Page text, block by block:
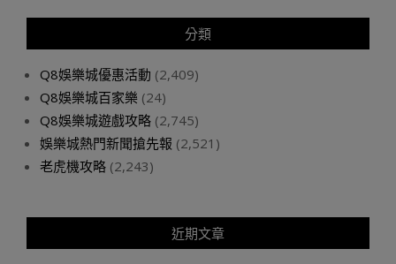
分類
Q8娛樂城優惠活動 (2,409)
Q8娛樂城百家樂 (24)
Q8娛樂城遊戲攻略 (2,745)
娛樂城熱門新聞搶先報 (2,521)
老虎機攻略 (2,243)
近期文章